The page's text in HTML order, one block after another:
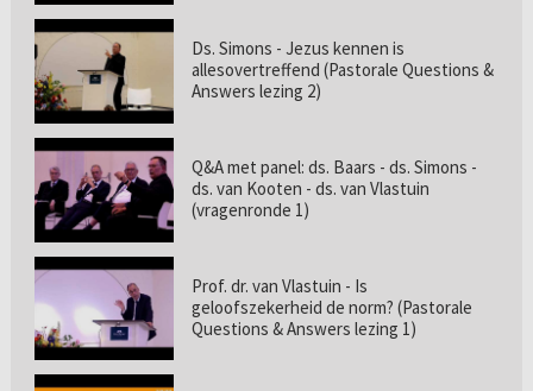
Ds. Simons - Jezus kennen is
allesovertreffend (Pastorale Questions &
Answers lezing 2)
Q&A met panel: ds. Baars - ds. Simons -
ds. van Kooten - ds. van Vlastuin
(vragenronde 1)
Prof. dr. van Vlastuin - Is
geloofszekerheid de norm? (Pastorale
Questions & Answers lezing 1)